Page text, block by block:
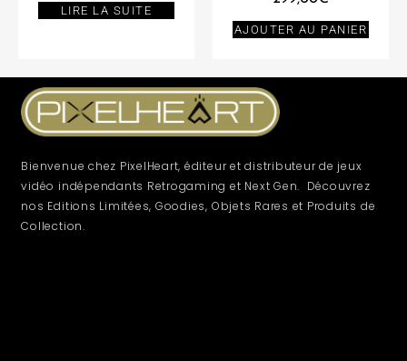
LIRE LA SUITE
AJOUTER AU PANIER
Bienvenue chez PixelHeart, éditeur et distributeur de jeux
vidéo indépendants Retrogaming et Next Gen. Découvrez
nos Editions Limitées, Goodies, Objets Rares et Produits de
Collection.